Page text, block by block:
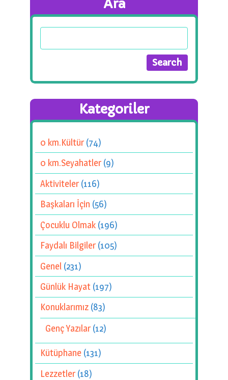
Ara
Kategoriler
0 km.Kültür(74)
0 km.Seyahatler(9)
Aktiviteler(116)
Başkaları İçin (56)
Çocuklu Olmak (196)
Faydalı Bilgiler(105)
Genel (231)
Günlük Hayat (197)
Konuklarımız (83)
Genç Yazılar(12)
Kütüphane (131)
Lezzetler(18)